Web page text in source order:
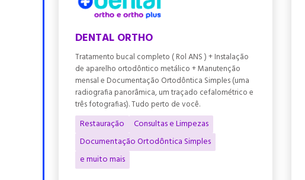
DENTAL ORTHO
Tratamento bucal completo ( Rol ANS ) + Instalação
de aparelho ortodôntico metálico + Manutenção
mensal e Documentação Ortodôntica Simples (uma
radiografia panorâmica, um traçado cefalométrico e
três fotografias). Tudo perto de você.
Restauração
Consultas e Limpezas
Documentação Ortodôntica Simples
e muito mais